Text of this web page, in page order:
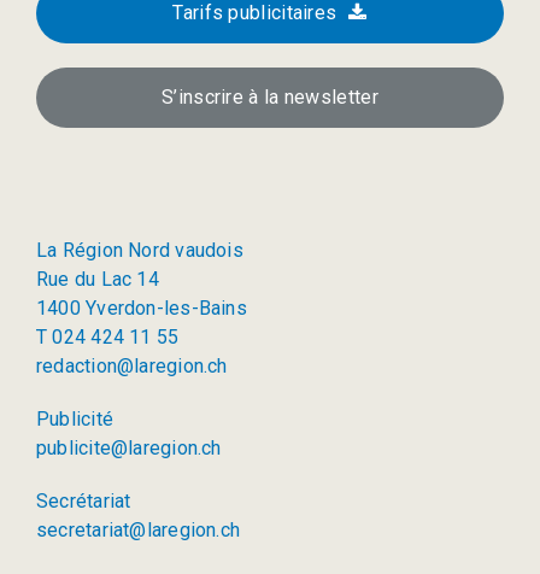
Tarifs publicitaires
S’inscrire à la newsletter
La Région Nord vaudois
Rue du Lac 14
1400 Yverdon-les-Bains
T 024 424 11 55
redaction@laregion.ch
Publicité
publicite@laregion.ch
Secrétariat
secretariat@laregion.ch